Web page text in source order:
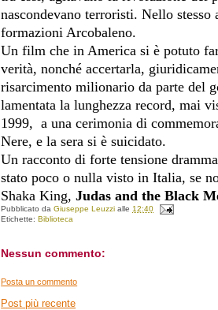
nascondevano terroristi. Nello
formazioni Arcobaleno.
Un film che in America si è potuto
verità, nonché accertarla,
risarcimento milionario da parte del
lamentata la lunghezza record, mai
1999,
a una cerimonia di
Nere, e la sera si è suicidato.
Un racconto di forte tensione
stato poco o nulla visto in Italia, se
Shaka King,Judas and the Black
Pubblicato daGiuseppe Leuzzi alle 12:40
Etichette:Biblioteca
Nessun commento:
Posta un commento
Post più recente